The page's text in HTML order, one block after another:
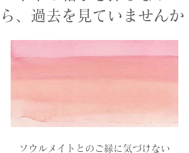
ら、過去を見ていませんか
ソウルメイトとのご縁に気づけない